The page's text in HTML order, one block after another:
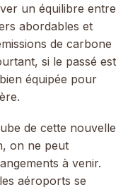
un équilibre entre
abordables et
de carbone
si le passé est
équipée pour
de cette nouvelle
on ne peut
à venir.
aéroports se